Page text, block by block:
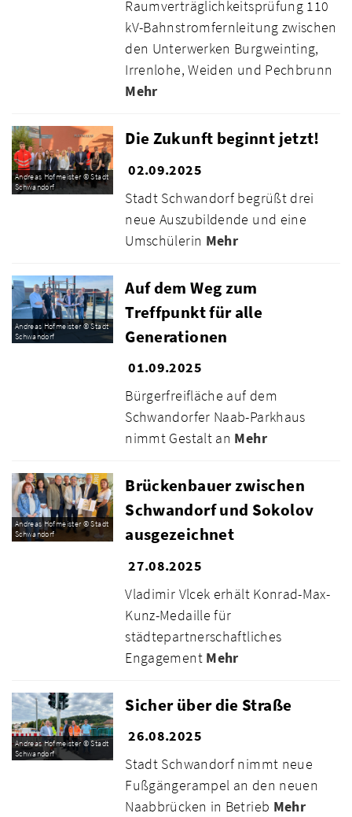
Raumverträglichkeitsprüfung 110
kV-Bahnstromfernleitung zwischen
den Unterwerken Burgweinting,
Irrenlohe, Weiden und Pechbrunn
Mehr
Andreas Hofmeister © Stadt
Schwandorf
Die Zukunft beginnt jetzt!
02.09.2025
Stadt Schwandorf begrüßt drei
neue Auszubildende und eine
Umschülerin Mehr
Andreas Hofmeister © Stadt
Schwandorf
Auf dem Weg zum
Treffpunkt für alle
Generationen
01.09.2025
Bürgerfreifläche auf dem
Schwandorfer Naab-Parkhaus
nimmt Gestalt an Mehr
Andreas Hofmeister © Stadt
Schwandorf
Brückenbauer zwischen
Schwandorf und Sokolov
ausgezeichnet
27.08.2025
Vladimir Vlcek erhält Konrad-Max-
Kunz-Medaille für
städtepartnerschaftliches
Engagement Mehr
Andreas Hofmeister © Stadt
Schwandorf
Sicher über die Straße
26.08.2025
Stadt Schwandorf nimmt neue
Fußgängerampel an den neuen
Naabbrücken in Betrieb Mehr